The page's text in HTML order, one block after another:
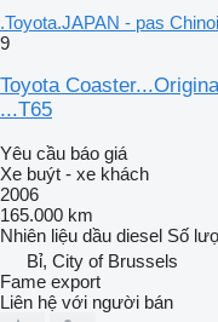
.Toyota.JAPAN - pas
9
Toyota
...T65
Yêu cầu báo giá
Xe buýt - xe khách
2006
165.000 km
Nhiên liệu dầu diesel Số
Bỉ, City of Brussels
Fame export
Liên hệ với người bán